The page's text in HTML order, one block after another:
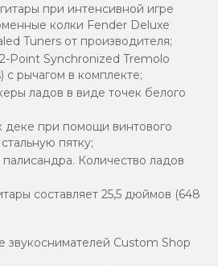
при интенсивной игре
колки Fender Deluxe
Tuners от производителя;
Point Synchronized Tremolo
с рычагом в комплекте;
ладов в виде точек белого
деке при помощи винтового
пятку;
Количество ладов
составляет 25,5 дюймов (648
звукоснимателей Custom Shop